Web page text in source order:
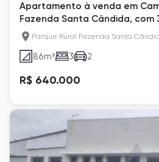
Apartamento à venda em
Fazenda Santa Cândida, com
Parque Rural Fazenda Santa
86m² 3 2
R$ 640.000